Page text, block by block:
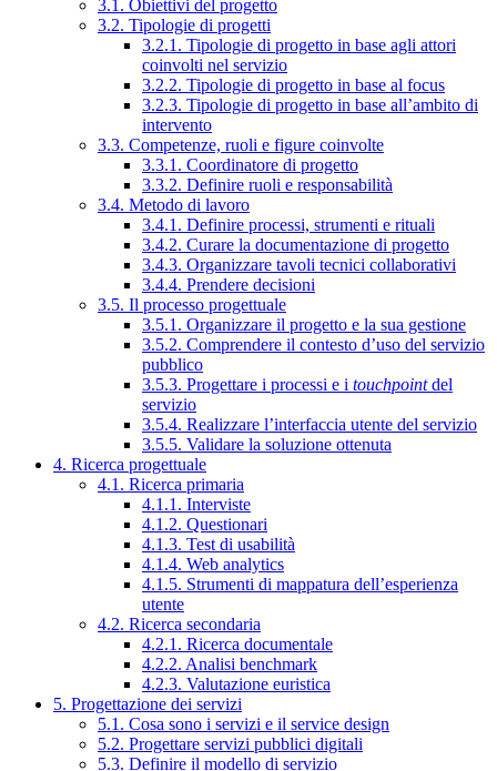
3.1. Obiettivi del progetto
3.2. Tipologie di progetti
3.2.1. Tipologie di progetto in base agli attori
coinvolti nel servizio
3.2.2. Tipologie di progetto in base al focus
3.2.3. Tipologie di progetto in base all’ambito di
intervento
3.3. Competenze, ruoli e figure coinvolte
3.3.1. Coordinatore di progetto
3.3.2. Definire ruoli e responsabilità
3.4. Metodo di lavoro
3.4.1. Definire processi, strumenti e rituali
3.4.2. Curare la documentazione di progetto
3.4.3. Organizzare tavoli tecnici collaborativi
3.4.4. Prendere decisioni
3.5. Il processo progettuale
3.5.1. Organizzare il progetto e la sua gestione
3.5.2. Comprendere il contesto d’uso del servizio
pubblico
3.5.3. Progettare i processi e i touchpointdel
servizio
3.5.4. Realizzare l’interfaccia utente del servizio
3.5.5. Validare la soluzione ottenuta
4. Ricerca progettuale
4.1. Ricerca primaria
4.1.1. Interviste
4.1.2. Questionari
4.1.3. Test di usabilità
4.1.4. Web analytics
4.1.5. Strumenti di mappatura dell’esperienza
utente
4.2. Ricerca secondaria
4.2.1. Ricerca documentale
4.2.2. Analisi benchmark
4.2.3. Valutazione euristica
5. Progettazione dei servizi
5.1. Cosa sono i servizi e il service design
5.2. Progettare servizi pubblici digitali
5.3. Definire il modello di servizio